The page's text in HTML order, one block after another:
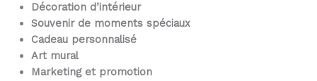
Décoration d’intérieur
Souvenir de moments spéciaux
Cadeau personnalisé
Art mural
Marketing et promotion